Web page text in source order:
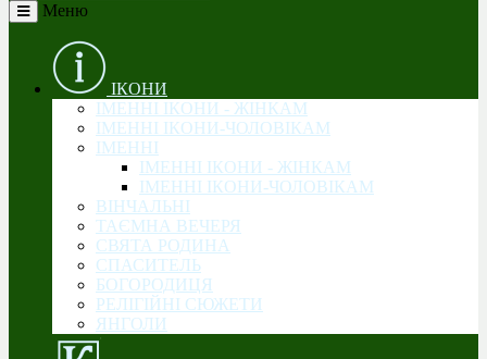
Меню
ІКОНИ
ІМЕННІ ІКОНИ - ЖІНКАМ
ІМЕННІ ІКОНИ-ЧОЛОВІКАМ
ІМЕННІ
ІМЕННІ ІКОНИ - ЖІНКАМ
ІМЕННІ ІКОНИ-ЧОЛОВІКАМ
ВІНЧАЛЬНІ
ТАЄМНА ВЕЧЕРЯ
СВЯТА РОДИНА
CПАСИТЕЛЬ
БОГОРОДИЦЯ
РЕЛІГІЙНІ СЮЖЕТИ
ЯНГОЛИ